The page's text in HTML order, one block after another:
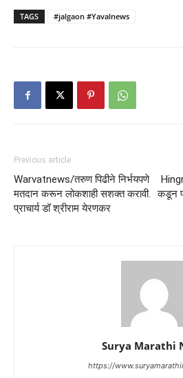
TAGS #jalgaon #Yavalnews
Previous article
Warvatnews/तरुण पिढीने निर्भयपणे
मतदान करून लोकशाही सशक्त करावी.
प्राचार्य डॉ श्रीराम येरणकर
कडून
Surya Marathi
https://